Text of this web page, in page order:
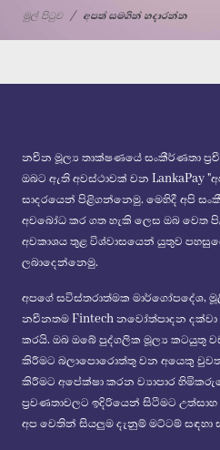
මුල් පිටුව අපත් සමගින් හදාරන්න
නවීන මූල්‍ය තාක්ෂණයේ සංකීර්ණතා
ඔබට ඇති අවස්ථාවක් වන LankaPay
සාදරයෙන් පිළිගන්නෙමු. මෙහිදී අපි
අවබෝධ කර ගත හැකි ලෙස ඔබ වෙත
අවකාශය තුළ විශ්වාසයෙන් යුතුව
ලබාදෙන්නෙමු.
අපගේ සවිස්තරාත්මක මාර්ගෝපදේශ,
නවීනතම Fintech නවෝත්පාදන දක්වා
කරයි. ඔබ ඔබේ පුද්ගලික මූල්‍ය කටයුතු
කිරීමට බලාපොරොත්තු වන අයෙකු
කිරීමට අපේක්ෂා කරන ව්‍යාපාර
ප්‍රවණතාවලට ඉදිරියෙන් සිටීමට
අප වෙතින් සියලුම දැනුම් මට්ටම් සඳහා